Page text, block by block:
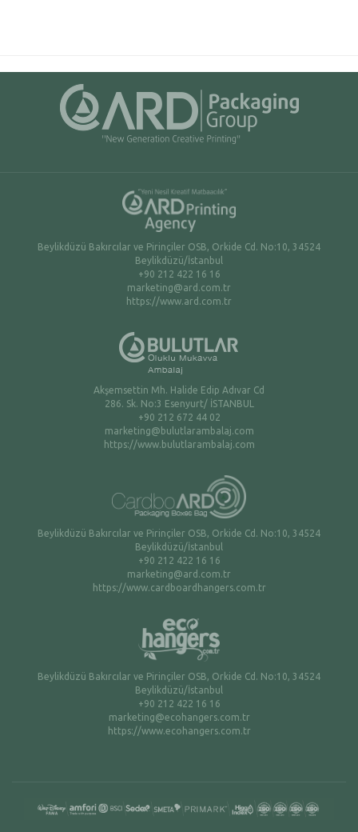
Beylikdüzü Bakırcılar ve Pirinçiler OSB, Orkide Cd. No:10, 34524
Beylikdüzü/İstanbul
+90 212 422 16 16
marketing@ard.com.tr
https://www.ard.com.tr
Akşemsettin Mh. Halide Edip Adıvar Cd
286. Sk. No:3 Esenyurt/ İSTANBUL
+90 212 672 44 02
marketing@bulutlarambalaj.com
https://www.bulutlarambalaj.com
Beylikdüzü Bakırcılar ve Pirinçiler OSB, Orkide Cd. No:10, 34524
Beylikdüzü/İstanbul
+90 212 422 16 16
marketing@ard.com.tr
https://www.cardboardhangers.com.tr
Beylikdüzü Bakırcılar ve Pirinçiler OSB, Orkide Cd. No:10, 34524
Beylikdüzü/İstanbul
+90 212 422 16 16
marketing@ecohangers.com.tr
https://www.ecohangers.com.tr